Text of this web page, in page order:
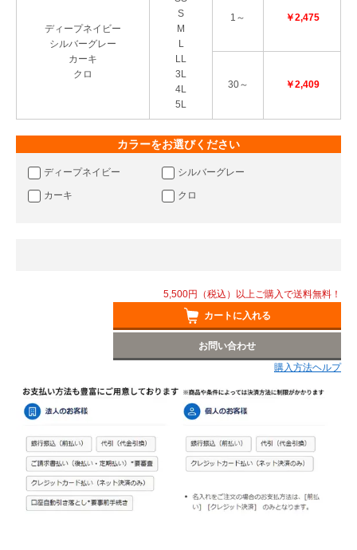
ディープネイビー
シルバーグレー
カーキ
クロ
S
M
L
LL
3L
4L
5L
1～ ￥2,475
30～ ￥2,409
カラーをお選びください
ディープネイビー シルバーグレー
カーキ クロ
5,500円（税込）以上ご購入で送料無料！
カートに入れる
お問い合わせ
購入方法ヘルプ